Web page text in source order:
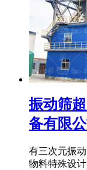
振动筛
备有限
有三次元振
物料特殊设